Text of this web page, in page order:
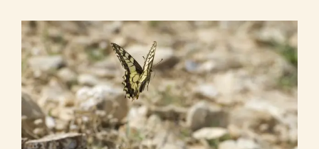
Geroji naujiena mano gyvenime